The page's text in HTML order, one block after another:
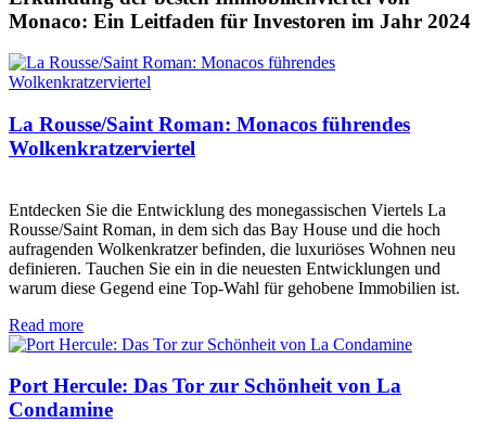
Monaco: Ein Leitfaden für Investoren im Jahr 2024
La Rousse/Saint Roman: Monacos führendes
Wolkenkratzerviertel
Entdecken Sie die Entwicklung des monegassischen Viertels La
Rousse/Saint Roman, in dem sich das Bay House und die hoch
aufragenden Wolkenkratzer befinden, die luxuriöses Wohnen neu
definieren. Tauchen Sie ein in die neuesten Entwicklungen und
warum diese Gegend eine Top-Wahl für gehobene Immobilien ist.
Read more
Port Hercule: Das Tor zur Schönheit von La
Condamine